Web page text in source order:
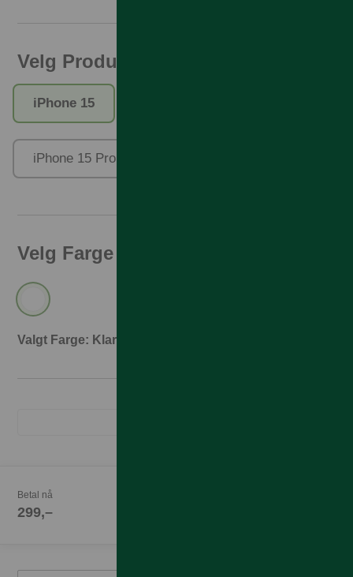
Velg Produktfamilie
iPhone 15
iPhone 15 Pro
Velg Farge
Valgt Farge: Klar
Betal nå
299,–